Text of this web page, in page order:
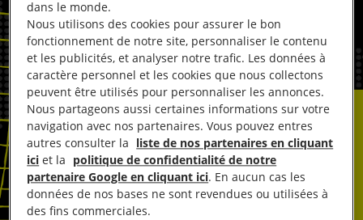
dans le monde.
Nous utilisons des cookies pour assurer le bon
fonctionnement de notre site, personnaliser le contenu
et les publicités, et analyser notre trafic. Les données à
caractère personnel et les cookies que nous collectons
peuvent être utilisés pour personnaliser les annonces.
Nous partageons aussi certaines informations sur votre
navigation avec nos partenaires. Vous pouvez entres
autres consulter la liste de nos partenaires en cliquant
ici et la politique de confidentialité de notre
partenaire Google en cliquant ici. En aucun cas les
données de nos bases ne sont revendues ou utilisées à
des fins commerciales.